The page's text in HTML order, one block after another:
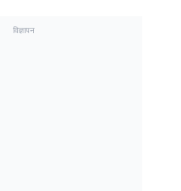
विज्ञापन